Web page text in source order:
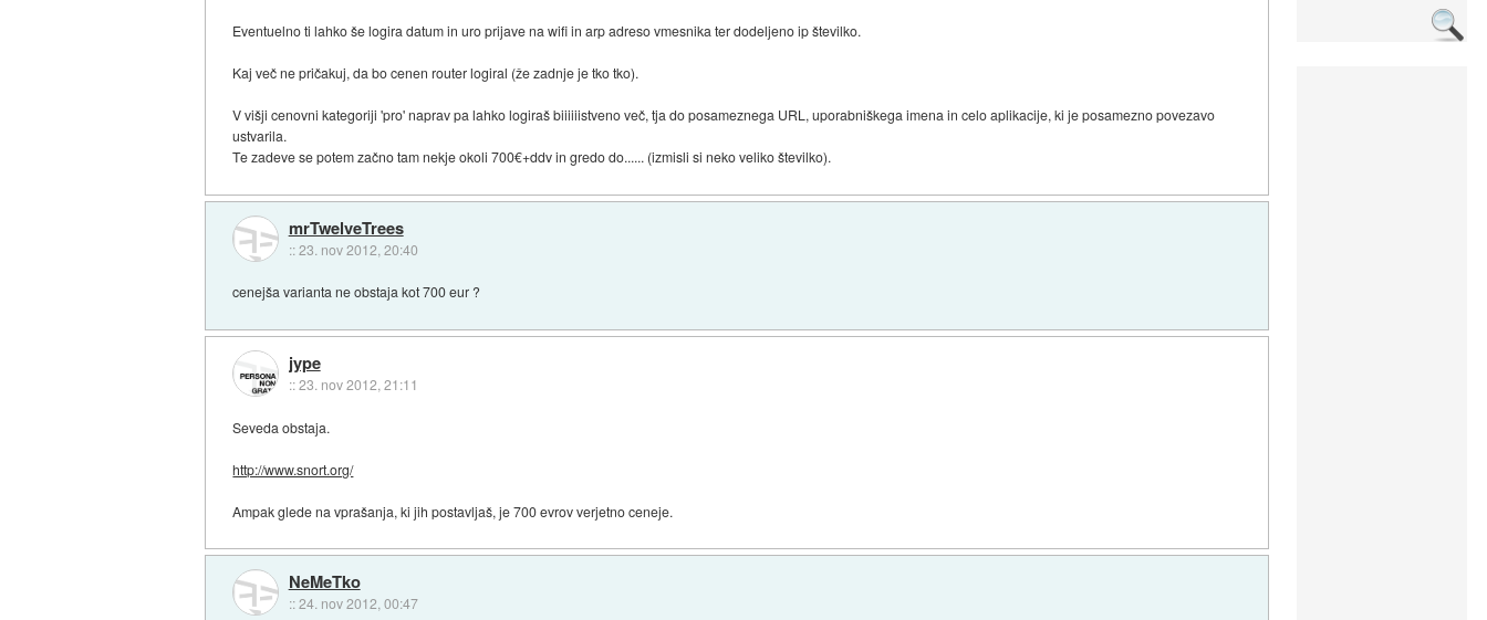
Eventuelno ti lahko še logira datum in uro prijave na wifi in arp adreso vmesnika ter dodeljeno ip številko.
Kaj več ne pričakuj, da bo cenen router logiral (že zadnje je tko tko).
V višji cenovni kategoriji 'pro' naprav pa lahko logiraš biiiiiistveno več, tja do posameznega URL, uporabniškega imena in celo aplikacije, ki je posamezno povezavo
ustvarila.
Te zadeve se potem začno tam nekje okoli 700€+ddv in gredo do...... (izmisli si neko veliko številko).
mrTwelveTrees
::23. nov 2012, 20:40
cenejša varianta ne obstaja kot 700 eur ?
jype
::23. nov 2012, 21:11
Seveda obstaja.
http://www.snort.org/
Ampak glede na vprašanja, ki jih postavljaš, je 700 evrov verjetno ceneje.
NeMeTko
::24. nov 2012, 00:47